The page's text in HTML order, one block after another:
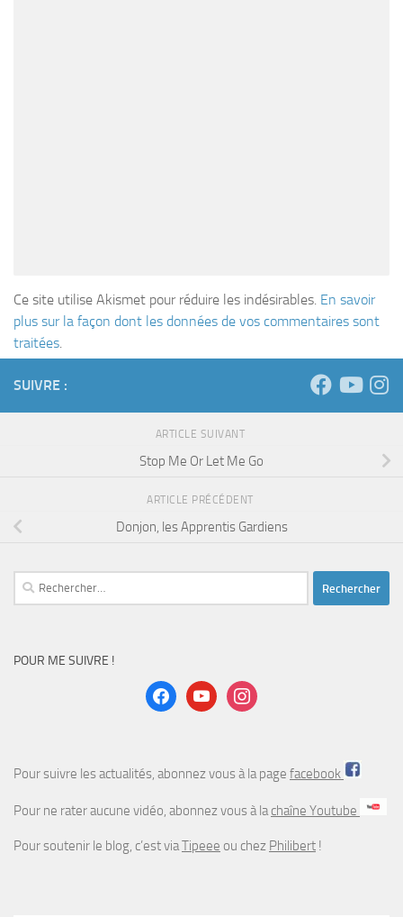
Ce site utilise Akismet pour réduire les indésirables. En savoir
plus sur la façon dont les données de vos commentaires sont
traitées.
SUIVRE :
ARTICLE SUIVANT
Stop Me Or Let Me Go
ARTICLE PRÉCÉDENT
Donjon, les Apprentis Gardiens
Rechercher :
POUR ME SUIVRE !
facebookyoutubeinstagram
Pour suivre les actualités, abonnez vous à la page facebook
Pour ne rater aucune vidéo, abonnez vous à lachaîne Youtube
Pour soutenir le blog, c’est viaTipeee ou chez Philibert !